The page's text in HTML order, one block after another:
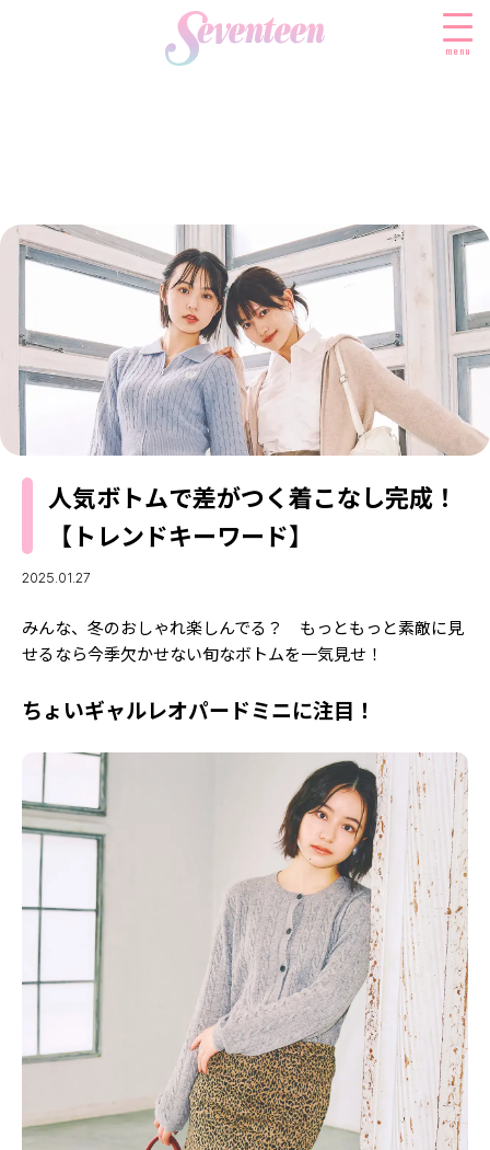
menu
FASHION
ファッションニュース
モデル私服
着痩せ
BEAUTY
ビューティニュース
トレンドメイク
ベストコスメ
ヘアアレンジ・ヘアケア
スキンケア
スクールニュース
制服コーデ
学校ヘアメイク
勉強・受験・進路
ENTERTAINMENT
エンタメニュース
なにわ男子
LIFESTYLE
ライフスタイルニュース
モデルの購入品
おでかけ
お悩み相談
JK TREND
JKトレンドニュース
MODELS
MODEL'S BLOG
TikTok
Instagram
FORTUNE
ゲッターズ飯田
MISS SEVENTEEN
ミスセブンティーンニュース
MAGAZINE
バックナンバー
INFORMATION
Seventeen
Follow us
ST member
新規会員登録・ログイン
人気ボトムで差がつく着こなし完成！
【トレンドキーワード】
2025.01.27
みんな、冬のおしゃれ楽しんでる？ もっともっと素敵に見
せるなら今季欠かせない旬なボトムを一気見せ！
ちょいギャルレオパードミニに注目！